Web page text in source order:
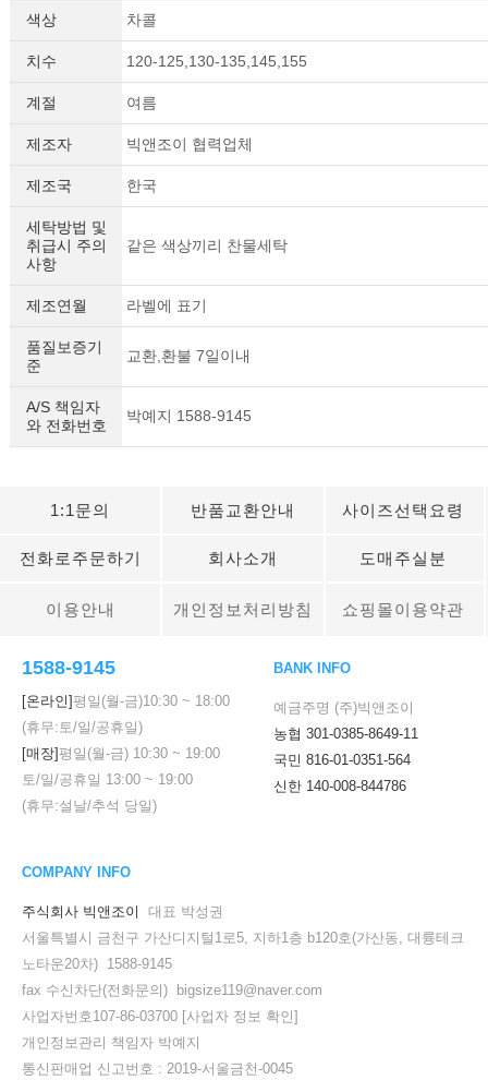
세요!
색상 차콜
치수 120-125,130-135,145,155
계절 여름
제조자 빅앤조이 협력업체
제조국 한국
세탁방법 및
취급시 주의
사항
같은 색상끼리 찬물세탁
제조연월 라벨에 표기
품질보증기
준
교환,환불 7일이내
A/S 책임자
와 전화번호
박예지 1588-9145
1:1문의 반품교환안내 사이즈선택요령
전화로주문하기 회사소개 도매주실분
이용안내 개인정보처리방침 쇼핑몰이용약관
1588-9145
[온라인]평일(월-금)10:30 ~ 18:00
(휴무:토/일/공휴일)
[매장]평일(월-금) 10:30 ~ 19:00
토/일/공휴일 13:00 ~ 19:00
(휴무:설날/추석 당일)
BANK INFO
예금주명 (주)빅앤조이
농협 301-0385-8649-11
국민 816-01-0351-564
신한 140-008-844786
COMPANY INFO
주식회사 빅앤조이
대표 박성권
서울특별시 금천구 가산디지털1로5, 지하1층 b120호(가산동, 대륭테크
노타운20차) 1588-9145
fax 수신차단(전화문의) bigsize119@naver.com
사업자번호107-86-03700 [사업자 정보 확인]
개인정보관리 책임자 박예지
통신판매업 신고번호 : 2019-서울금천-0045